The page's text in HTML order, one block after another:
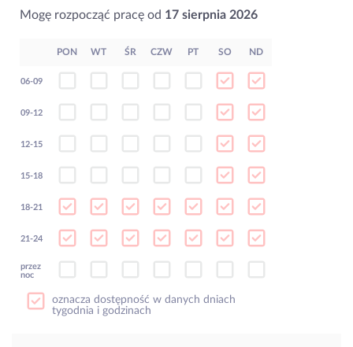
Mogę rozpocząć pracę od 17 sierpnia 2026
PON WT ŚR CZW PT SO ND
06-09
09-12
12-15
15-18
18-21
21-24
przez
noc
oznacza dostępność w danych dniach
tygodnia i godzinach